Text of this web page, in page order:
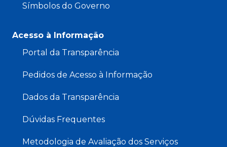
Símbolos do Governo
Acesso à Informação
Portal da Transparência
Pedidos de Acesso à Informação
Dados da Transparência
Dúvidas Frequentes
Metodologia de Avaliação dos Serviços